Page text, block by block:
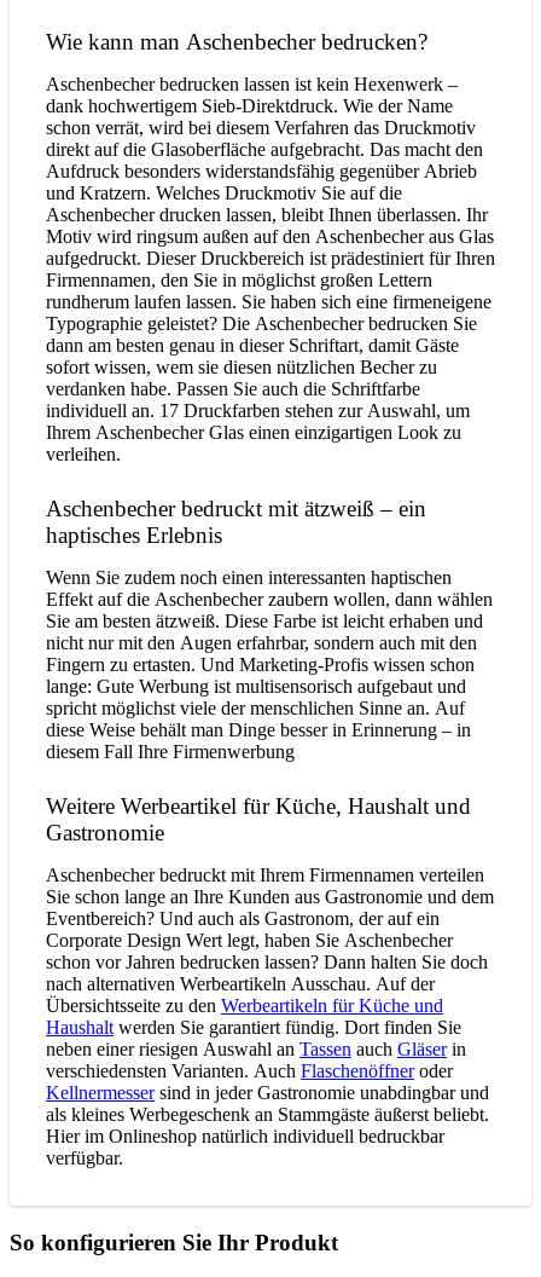
Wie kann man Aschenbecher bedrucken?
Aschenbecher bedrucken lassen ist kein Hexenwerk –
dank hochwertigem Sieb-Direktdruck. Wie der Name
schon verrät, wird bei diesem Verfahren das Druckmotiv
direkt auf die Glasoberfläche aufgebracht. Das macht den
Aufdruck besonders widerstandsfähig gegenüber Abrieb
und Kratzern. Welches Druckmotiv Sie auf die
Aschenbecher drucken lassen, bleibt Ihnen überlassen. Ihr
Motiv wird ringsum außen auf den Aschenbecher aus Glas
aufgedruckt. Dieser Druckbereich ist prädestiniert für Ihren
Firmennamen, den Sie in möglichst großen Lettern
rundherum laufen lassen. Sie haben sich eine firmeneigene
Typographie geleistet? Die Aschenbecher bedrucken Sie
dann am besten genau in dieser Schriftart, damit Gäste
sofort wissen, wem sie diesen nützlichen Becher zu
verdanken habe. Passen Sie auch die Schriftfarbe
individuell an. 17 Druckfarben stehen zur Auswahl, um
Ihrem Aschenbecher Glas einen einzigartigen Look zu
verleihen.
Aschenbecher bedruckt mit ätzweiß – ein
haptisches Erlebnis
Wenn Sie zudem noch einen interessanten haptischen
Effekt auf die Aschenbecher zaubern wollen, dann wählen
Sie am besten ätzweiß. Diese Farbe ist leicht erhaben und
nicht nur mit den Augen erfahrbar, sondern auch mit den
Fingern zu ertasten. Und Marketing-Profis wissen schon
lange: Gute Werbung ist multisensorisch aufgebaut und
spricht möglichst viele der menschlichen Sinne an. Auf
diese Weise behält man Dinge besser in Erinnerung – in
diesem Fall Ihre Firmenwerbung
Weitere Werbeartikel für Küche, Haushalt und
Gastronomie
Aschenbecher bedruckt mit Ihrem Firmennamen verteilen
Sie schon lange an Ihre Kunden aus Gastronomie und dem
Eventbereich? Und auch als Gastronom, der auf ein
Corporate Design Wert legt, haben Sie Aschenbecher
schon vor Jahren bedrucken lassen? Dann halten Sie doch
nach alternativen Werbeartikeln Ausschau. Auf der
Übersichtsseite zu den Werbeartikeln für Küche und
Haushalt werden Sie garantiert fündig. Dort finden Sie
neben einer riesigen Auswahl an Tassen auch Gläserin
verschiedensten Varianten. Auch Flaschenöffneroder
Kellnermessersind in jeder Gastronomie unabdingbar und
als kleines Werbegeschenk an Stammgäste äußerst beliebt.
Hier im Onlineshop natürlich individuell bedruckbar
verfügbar.
So konfigurieren Sie Ihr Produkt